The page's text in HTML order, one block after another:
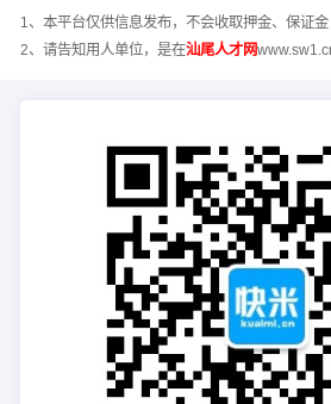
1、本平台仅供信息发布，不会收取押金、保证金
2、请告知用人单位，是在汕尾人才网